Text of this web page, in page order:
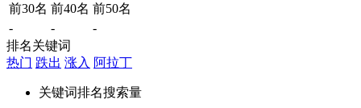
前30名 前40名 前50名
-
-
-
排名关键词
热门 跌出 涨入 阿拉丁
关键词排名搜索量